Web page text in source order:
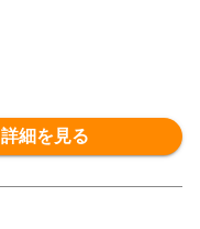
詳細を見る